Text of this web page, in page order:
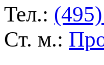
Тел.:
Ст. м.: